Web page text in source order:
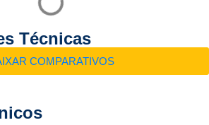
Técnicas
COMPARATIVOS